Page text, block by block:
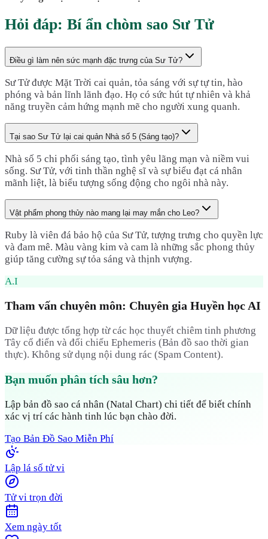
Hỏi đáp: Bí ẩn chòm sao Sư Tử
Điều gì làm nên sức mạnh đặc trưng của Sư Tử?
Sư Tử được Mặt Trời cai quản, tỏa sáng với sự tự tin, hào
phóng và bản lĩnh lãnh đạo. Họ có sức hút tự nhiên và khả
năng truyền cảm hứng mạnh mẽ cho người xung quanh.
Tại sao Sư Tử lại cai quản Nhà số 5 (Sáng tạo)?
Nhà số 5 chi phối sáng tạo, tình yêu lãng mạn và niềm vui
sống. Sư Tử, với tinh thần nghệ sĩ và sự biểu đạt cá nhân
mãnh liệt, là biểu tượng sống động cho ngôi nhà này.
Vật phẩm phong thủy nào mang lại may mắn cho Leo?
Ruby là viên đá bảo hộ của Sư Tử, tượng trưng cho quyền lực
và đam mê. Màu vàng kim và cam là những sắc phong thủy
giúp tăng cường sự tỏa sáng và thịnh vượng.
A.I
Tham vấn chuyên môn: Chuyên gia Huyền học AI
Dữ liệu được tổng hợp từ các học thuyết chiêm tinh phương
Tây cổ điển và đối chiếu Ephemeris (Bản đồ sao thời gian
thực). Không sử dụng nội dung rác (Spam Content).
Bạn muốn phân tích sâu hơn?
Lập bản đồ sao cá nhân (Natal Chart) chi tiết để biết chính
xác vị trí các hành tinh lúc bạn chào đời.
Tạo Bản Đồ Sao Miễn Phí
Lập lá số tử vi
Tử vi trọn đời
Xem ngày tốt